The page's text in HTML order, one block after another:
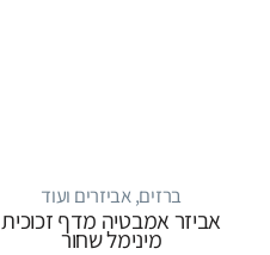
ברזים, אביזרים ועוד
אביזר אמבטיה מדף זכוכית
מינימל שחור